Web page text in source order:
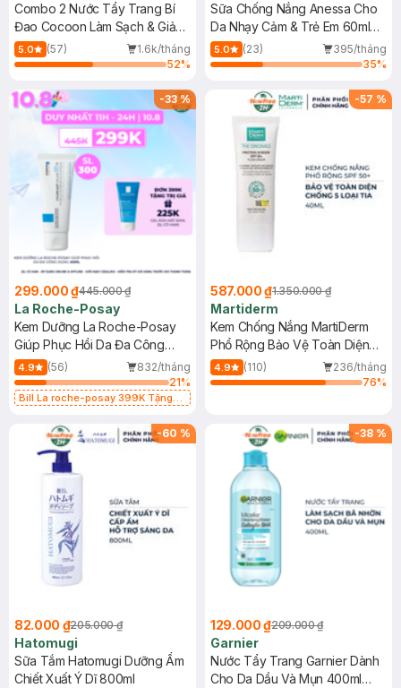
Combo 2 Nước Tẩy Trang Bí
Đao Cocoon Làm Sạch & Giảm
Dầu 500ml
5.0 (57)
1.6k/tháng
52%
Sữa Chống Nắng Anessa Cho
Da Nhạy Cảm & Trẻ Em 60ml
(Mới)
5.0 (23)
395/tháng
35%
-33%
299.000 ₫445.000 ₫
La Roche-Posay
Kem Dưỡng La Roche-Posay
Giúp Phục Hồi Da Đa Công
Dụng 40ml
4.9 (56)
832/tháng
21%
Bill La roche-posay 399K Tặng
(SL có hạn)
-57 %
587.000 ₫1.350.000 ₫
Martiderm
Kem Chống Nắng MartiDerm
Phổ Rộng Bảo Vệ Toàn Diện
40ml
4.9 (110)
236/tháng
76%
-60 %
82.000 ₫205.000 ₫
Hatomugi
Sữa Tắm Hatomugi Dưỡng Ẩm
Chiết Xuất Ý Dĩ 800ml
-38 %
129.000 ₫209.000 ₫
Garnier
Nước Tẩy Trang Garnier Dành
Cho Da Dầu Và Mụn 400ml